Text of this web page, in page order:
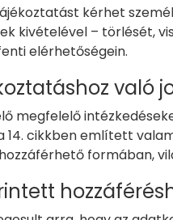
kérhet
kivételével – törlését,
elérhetőségein.
való
megfelelő
a 14. cikkben említett
formában,